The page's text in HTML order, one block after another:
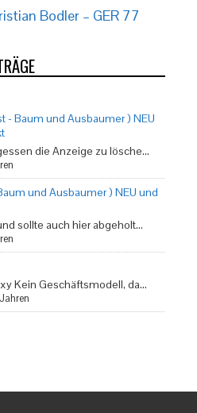
Bodler – GER 77
- Baum und Ausbaumer ) NEU
die Anzeige zu lösche...
und Ausbaumer ) NEU und
sollte auch hier abgeholt...
Kein Geschäftsmodell, da...